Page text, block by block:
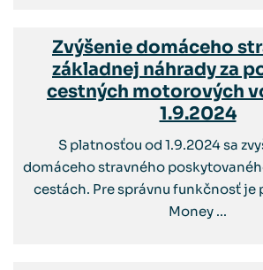
Zvýšenie domáceho
základnej náhrady za
cestných motorových
1.9.2024
S platnosťou od 1.9.2024 sa
domáceho stravného
cestách. Pre správnu funkčnosť je
Money ...